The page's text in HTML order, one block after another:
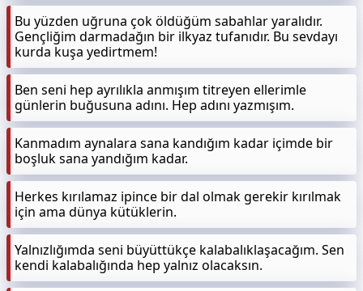
Bu yüzden uğruna çok öldüğüm sabahlar yaralıdır.
Gençliğim darmadağın bir ilkyaz tufanıdır. Bu sevdayı
kurda kuşa yedirtmem!
Ben seni hep ayrılıkla anmışım titreyen ellerimle
günlerin buğusuna adını. Hep adını yazmışım.
Kanmadım aynalara sana kandığım kadar içimde bir
boşluk sana yandığım kadar.
Herkes kırılamaz ipince bir dal olmak gerekir kırılmak
için ama dünya kütüklerin.
Yalnızlığımda seni büyüttükçe kalabalıklaşacağım. Sen
kendi kalabalığında hep yalnız olacaksın.